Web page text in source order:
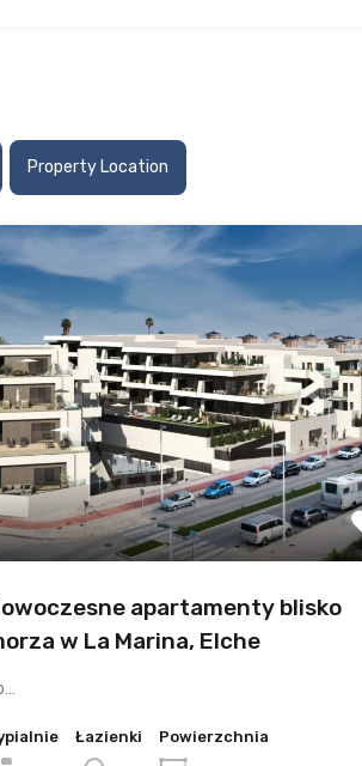
Property Location
apartamenty blisko
w La Marina, Elche
Łazienki
Powierzchnia